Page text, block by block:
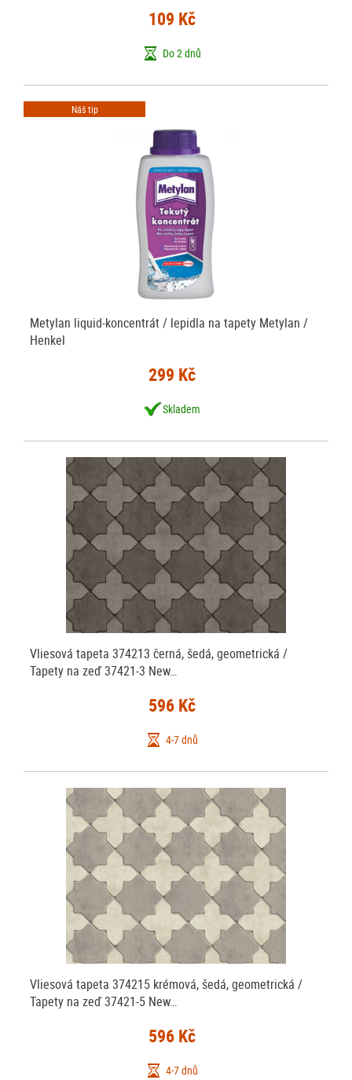
109 Kč
Do 2 dnů
Náš tip
Metylan liquid-koncentrát / lepidla na tapety Metylan /
Henkel
299 Kč
Skladem
Vliesová tapeta 374213 černá, šedá, geometrická /
Tapety na zeď 37421-3 New…
596 Kč
4-7 dnů
Vliesová tapeta 374215 krémová, šedá, geometrická /
Tapety na zeď 37421-5 New…
596 Kč
4-7 dnů